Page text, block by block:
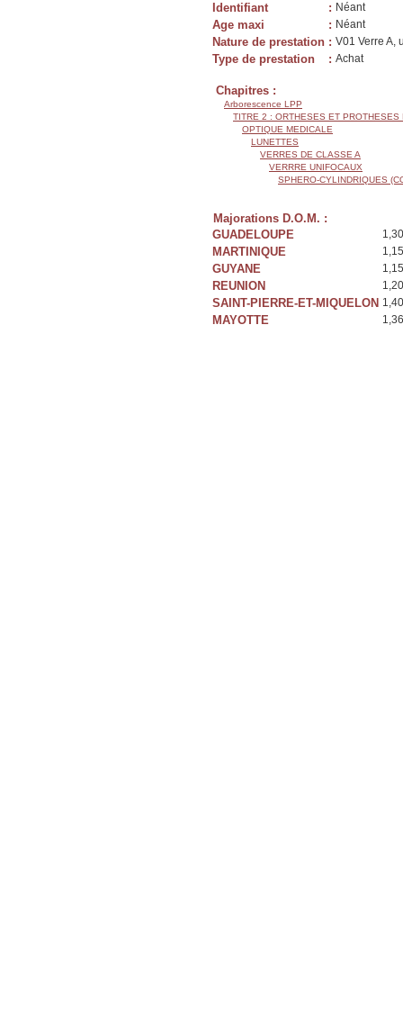
Identifiant : Néant
Age maxi : Néant
Nature de prestation : V01 Verre A,
Type de prestation : Achat
Chapitres :
Arborescence LPP
TITRE 2 : ORTHESES ET PROTHESES
OPTIQUE MEDICALE
LUNETTES
VERRES DE CLASSE A
VERRRE UNIFOCAUX
SPHERO-CYLINDRIQUES
Majorations D.O.M. :
GUADELOUPE
MARTINIQUE
GUYANE
REUNION
SAINT-PIERRE-ET-MIQUELON
MAYOTTE